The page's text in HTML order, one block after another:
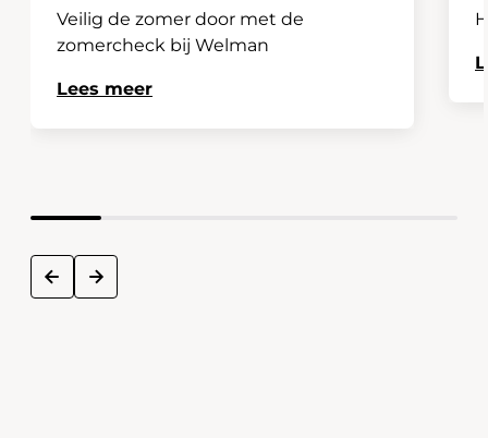
Veilig de zomer door met de
zomercheck bij Welman
Lees meer
prev next